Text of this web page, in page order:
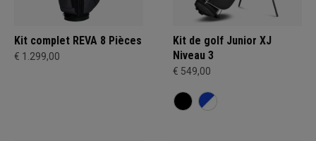
Kit complet REVA 8 Pièces
€ 1.299,00
Kit de golf Junior XJ
Niveau 3
€ 549,00